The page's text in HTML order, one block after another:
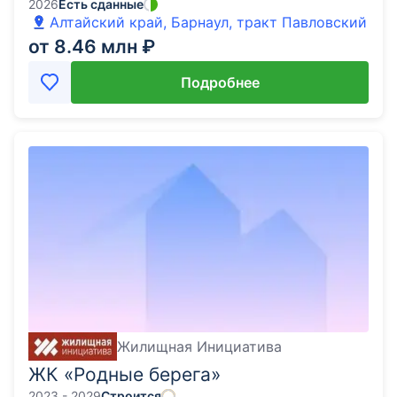
2026Есть сданные
Алтайский край, Барнаул, тракт Павловский
от 8.46 млн ₽
Подробнее
Жилищная Инициатива
ЖК «Родные берега»